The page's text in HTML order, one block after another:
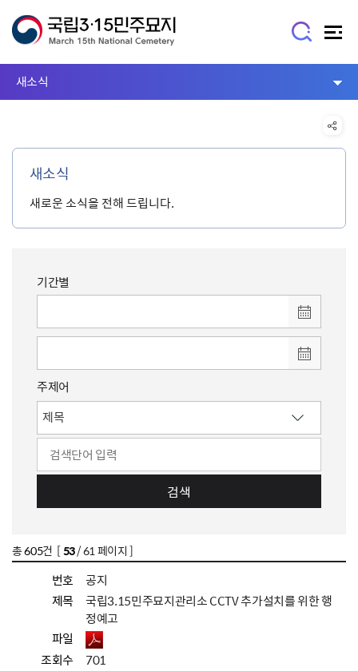
새소식
새소식
새로운 소식을 전해 드립니다.
기간별
주제어
검색
총605건 [53/ 61 페이지 ]
번호
공지
제목
국립3.15민주묘지관리소 CCTV 추가설치를 위한 행
정예고
파일
조회수
701